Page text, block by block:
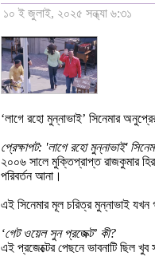
১০ ই জুলাই, ২০২৫ সন্ধ্যা ৬:৩১
‘লাগে রহো মুন্নাভাই’ সিনেমার
প্রেক্ষাপট: 'লাগে রহো মুন্নাভাই'
২০০৬ সালে মুক্তিপ্রাপ্ত রাজকুমার
পরিবর্তন আনা।
এই সিনেমার মূল চরিত্র মুন্নাভাই যখন
‘গেট ওয়েল সুন প্রজেক্ট’ কী?
এই প্রজেক্টের পেছনে ভাবনাটি ছিল